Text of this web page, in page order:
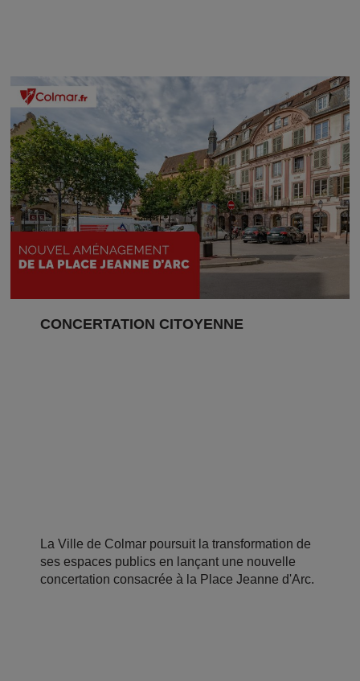
CONCERTATION CITOYENNE
La Ville de Colmar poursuit la transformation de
ses espaces publics en lançant une nouvelle
concertation consacrée à la Place Jeanne d'Arc.